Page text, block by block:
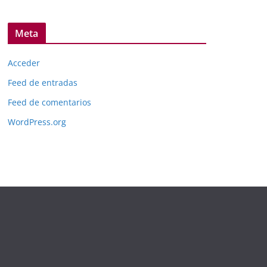
Meta
Acceder
Feed de entradas
Feed de comentarios
WordPress.org